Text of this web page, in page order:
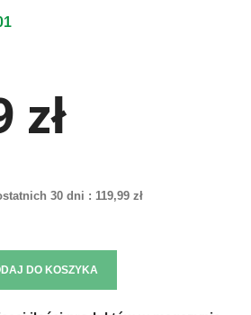
zł
30 dni : 119,99 zł
DO KOSZYKA